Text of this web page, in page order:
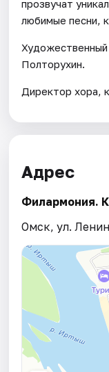
прозвучат
любимые песни,
Полторухин.
Директор хора,
Адрес
Филармония.
Омск, ул.